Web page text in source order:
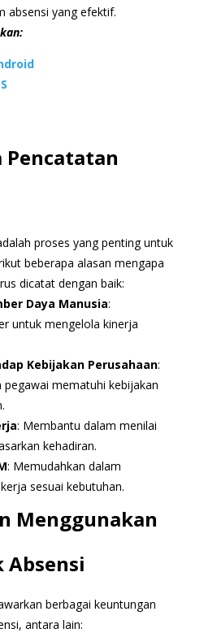
absensi yang efektif.
proses yang penting untuk
beberapa alasan mengapa
dicatat dengan baik:
Daya Manusia:
untuk mengelola kinerja
Kebijakan Perusahaan:
mematuhi kebijakan
: Membantu dalam menilai
kehadiran.
: Memudahkan dalam
sesuai kebutuhan.
Menggunakan
Absensi
berbagai keuntungan
antara lain: